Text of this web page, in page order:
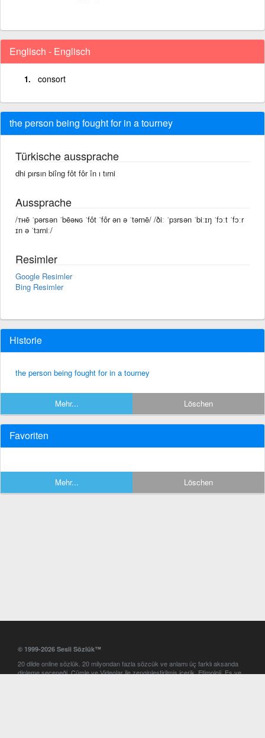
Englisch - Englisch
consort
the person being fought for in a tourney
Türkische aussprache
dhi pırsın biîng fôt fôr în ı tırni
Aussprache
/ᴛʜē ˈpərsən ˈbēəɴɢ ˈfôt ˈfôr ən ə ˈtərnē/ /ðiː ˈpɜrsən ˈbiːɪŋ ˈfɔːt ˈfɔːr
ɪn ə ˈtɜrniː/
Resimler
Google Resimler
Bing Resimler
Historie
the person being fought for in a tourney
Mehr... Löschen
Favoriten
Mehr... Löschen
© 1999-2026 Sesli Sözlük™
20 dilde online sözlük. 20 milyondan fazla sözcük ve anlamı üç farklı aksanda
dinleme seçeneği. Cümle ve Videolar ile zenginleştirilmiş içerik. Etimoloji, Eş ve